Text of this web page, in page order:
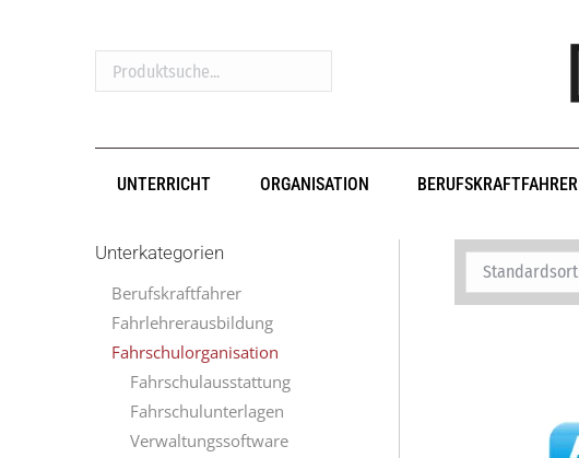
Produktsuche...
UNTERRICHT ORGANISATION BERUFSKRAFTFAHRER
Unterkategorien
Berufskraftfahrer
Fahrlehrerausbildung
Fahrschulorganisation
Fahrschulausstattung
Fahrschulunterlagen
Verwaltungssoftware